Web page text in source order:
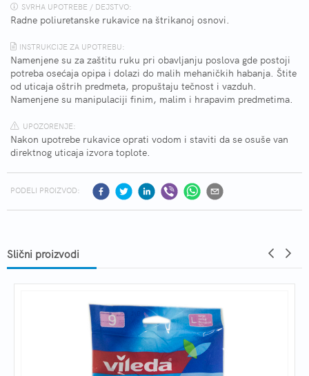
SVRHA UPOTREBE / DEJSTVO:
Radne poliuretanske rukavice na štrikanoj osnovi.
INSTRUKCIJE ZA UPOTREBU:
Namenjene su za zaštitu ruku pri obavljanju poslova gde postoji
potreba osećaja opipa i dolazi do malih mehaničkih habanja. Štite
od uticaja oštrih predmeta, propuštaju tečnost i vazduh.
Namenjene su manipulaciji finim, malim i hrapavim predmetima.
UPOZORENJE:
Nakon upotrebe rukavice oprati vodom i staviti da se osuše van
direktnog uticaja izvora toplote.
PODELI PROIZVOD:
Slični proizvodi